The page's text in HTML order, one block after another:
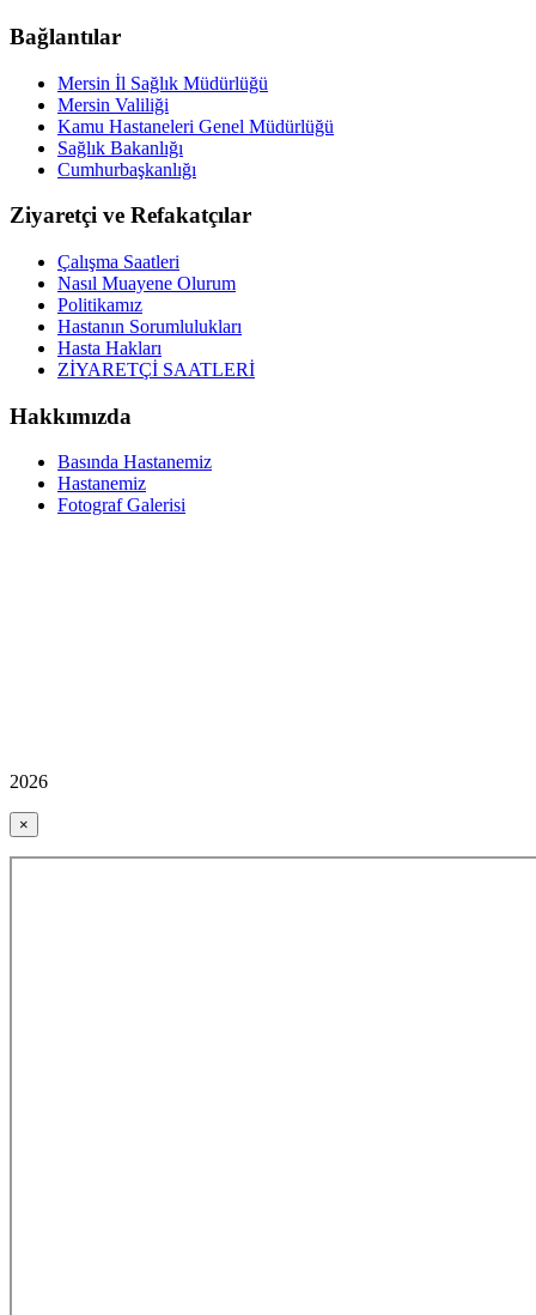
Bağlantılar
Mersin İl Sağlık Müdürlüğü
Mersin Valiliği
Kamu Hastaneleri Genel Müdürlüğü
Sağlık Bakanlığı
Cumhurbaşkanlığı
Ziyaretçi ve Refakatçılar
Çalışma Saatleri
Nasıl Muayene Olurum
Politikamız
Hastanın Sorumlulukları
Hasta Hakları
ZİYARETÇİ SAATLERİ
Hakkımızda
Basında Hastanemiz
Hastanemiz
Fotograf Galerisi
2026
×